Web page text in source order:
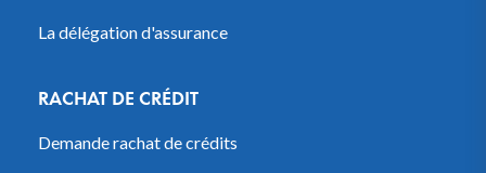
La délégation d'assurance
RACHAT DE CRÉDIT
Demande rachat de crédits